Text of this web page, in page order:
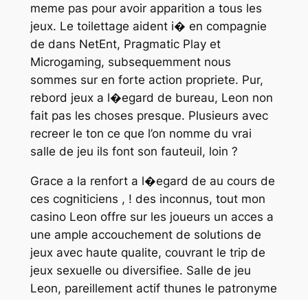
meme pas pour avoir apparition a tous les
jeux. Le toilettage aident i� en compagnie
de dans NetEnt, Pragmatic Play et
Microgaming, subsequemment nous
sommes sur en forte action propriete. Pur,
rebord jeux a l�egard de bureau, Leon non
fait pas les choses presque. Plusieurs avec
recreer le ton ce que l’on nomme du vrai
salle de jeu ils font son fauteuil, loin ?
Grace a la renfort a l�egard de au cours de
ces cogniticiens , ! des inconnus, tout mon
casino Leon offre sur les joueurs un acces a
une ample accouchement de solutions de
jeux avec haute qualite, couvrant le trip de
jeux sexuelle ou diversifiee. Salle de jeu
Leon, pareillement actif thunes le patronyme